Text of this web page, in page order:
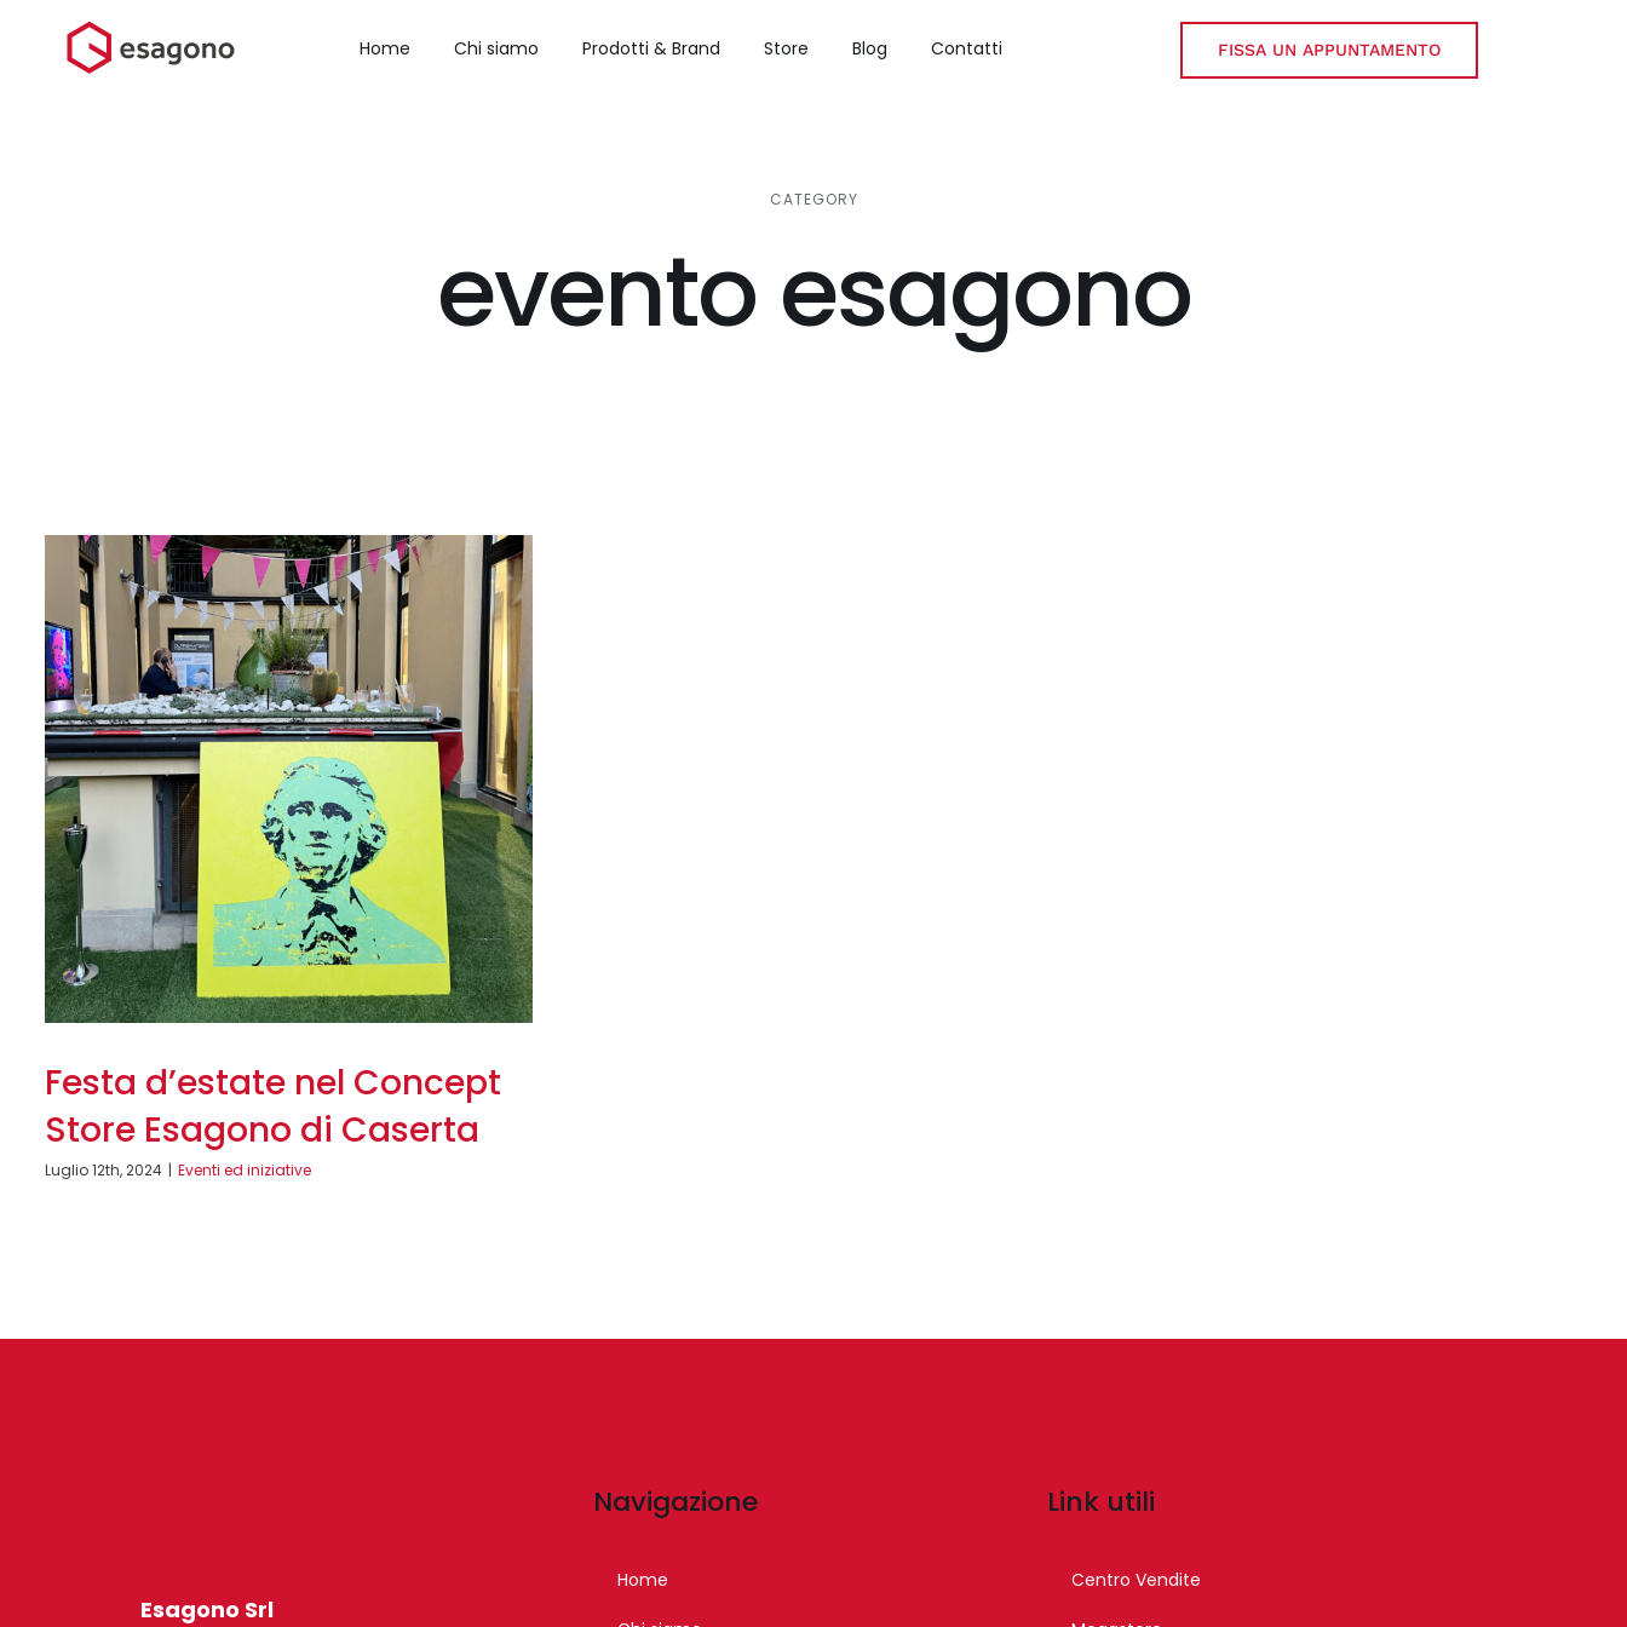
contenuto
Home Chi siamo Prodotti & Brand Store Blog Contatti FISSA UN APPUNTAMENTO
CATEGORY
evento esagono
Festa d’estate nel Concept
Store Esagono di Caserta
Luglio 12th, 2024 | Eventi ed iniziative
Esagono Srl
Navigazione
Home
Link utili
Centro Vendite